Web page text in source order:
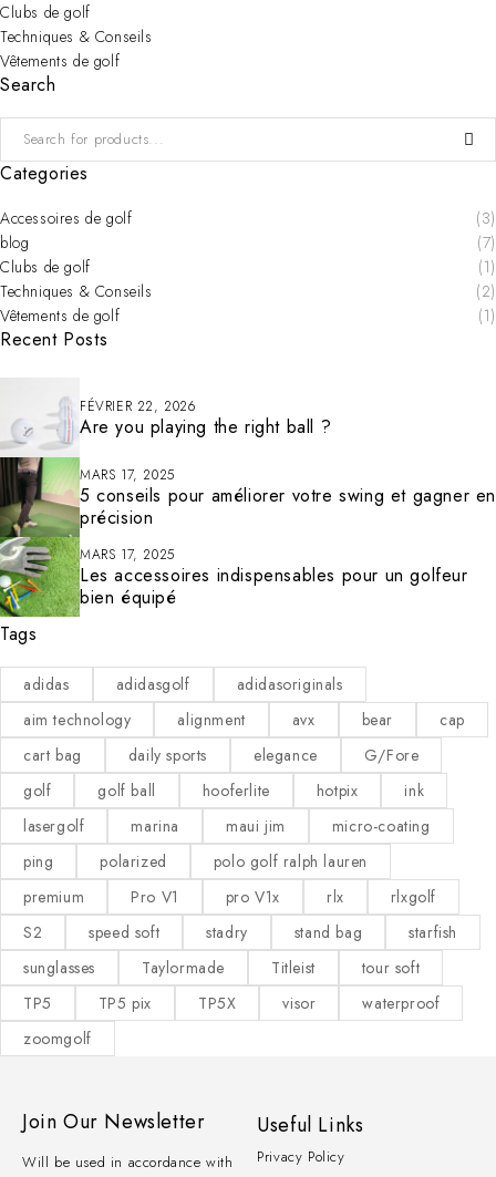
Clubs de golf
Techniques & Conseils
Vêtements de golf
Search
Categories
Accessoires de golf
(3)
blog
(7)
Clubs de golf
(1)
Techniques & Conseils
(2)
Vêtements de golf
(1)
Recent Posts
FÉVRIER 22, 2026
Are you playing the right ball ?
MARS 17, 2025
5 conseils pour améliorer votre swing et gagner en
précision
MARS 17, 2025
Les accessoires indispensables pour un golfeur
bien équipé
Tags
adidas adidasgolf
adidasoriginals
aim technology
alignment avx bear
cap
cart bag
daily sports elegance
G/Fore
golf
golf ball hooferlite hotpix
ink
lasergolf
marina maui jim
micro-coating
ping
polarized
polo golf ralph lauren
premium
Pro V1 pro V1x rlx
rlxgolf
S2
speed soft stadry stand bag
starfish
sunglasses
Taylormade Titleist
tour soft
TP5
TP5 pix TP5X visor
waterproof
zoomgolf
Join Our Newsletter
Will be used in accordance with
Useful Links
Privacy Policy